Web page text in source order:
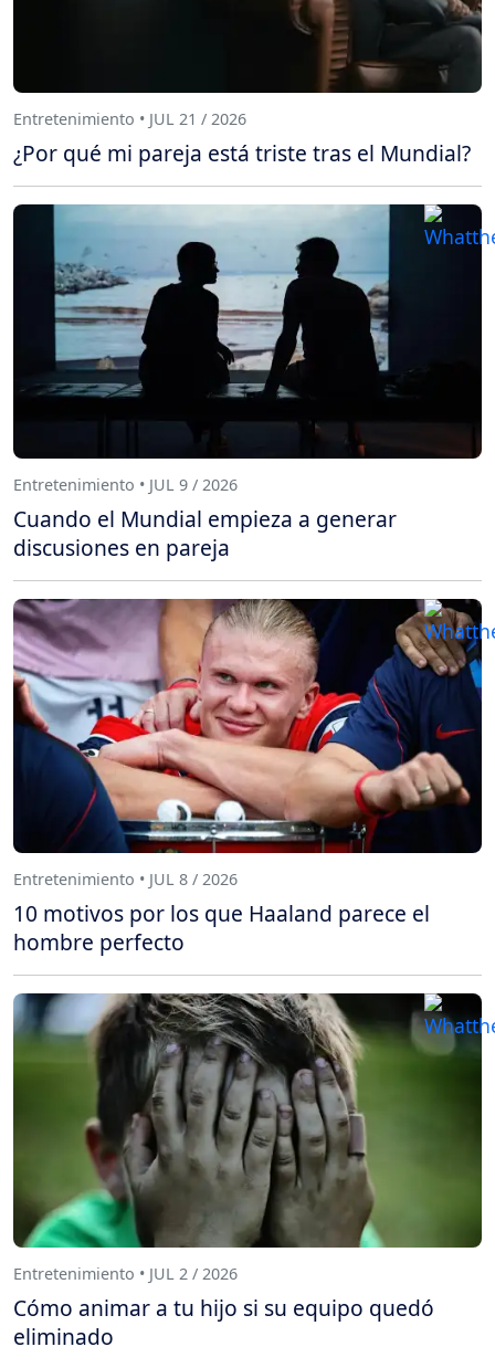
Entretenimiento • JUL 21 / 2026
¿Por qué mi pareja está triste tras el Mundial?
Entretenimiento • JUL 9 / 2026
Cuando el Mundial empieza a generar
discusiones en pareja
Entretenimiento • JUL 8 / 2026
10 motivos por los que Haaland parece el
hombre perfecto
Entretenimiento • JUL 2 / 2026
Cómo animar a tu hijo si su equipo quedó
eliminado